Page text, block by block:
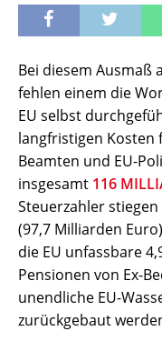
Bei diesem Ausmaß
fehlen einem die
EU selbst
langfristigen Kosten
Beamten und EU-
insgesamt 116
Steuerzahler
(97,7 Milliarden
die EU unfassbare
Pensionen von Ex-
unendliche EU-
zurückgebaut